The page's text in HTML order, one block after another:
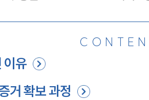
이유
거 확보 과정